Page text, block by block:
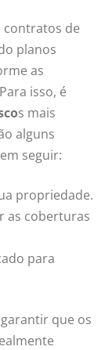
contratos de
planos
as
isso, é
s mais
alguns
seguir:
propriedade.
as coberturas
para
que os